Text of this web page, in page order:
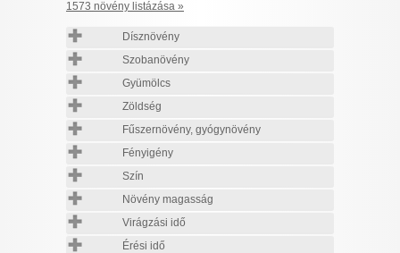
1573 növény listázása »
Dísznövény
Szobanövény
Gyümölcs
Zöldség
Fűszernövény, gyógynövény
Fényigény
Szín
Növény magasság
Virágzási idő
Érési idő